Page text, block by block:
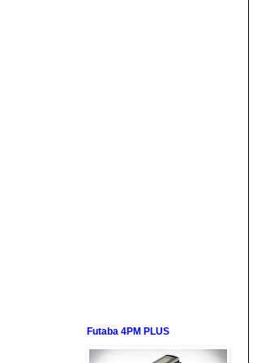
Futaba 4PM PLUS